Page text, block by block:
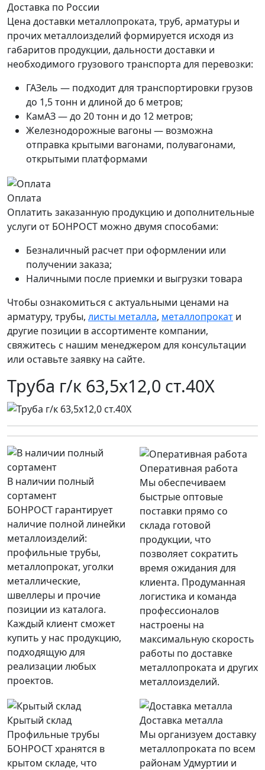
Доставка по России
Цена доставки металлопроката, труб, арматуры и
прочих металлоизделий формируется исходя из
габаритов продукции, дальности доставки и
необходимого грузового транспорта для перевозки:
ГАЗель — подходит для транспортировки грузов
до 1,5 тонн и длиной до 6 метров;
КамАЗ — до 20 тонн и до 12 метров;
Железнодорожные вагоны — возможна
отправка крытыми вагонами, полувагонами,
открытыми платформами
Оплата
Оплатить заказанную продукцию и дополнительные
услуги от БОНРОСТ можно двумя способами:
Безналичный расчет при оформлении или
получении заказа;
Наличными после приемки и выгрузки товара
Чтобы ознакомиться с актуальными ценами на
арматуру, трубы, листы металла, металлопрокат и
другие позиции в ассортименте компании,
свяжитесь с нашим менеджером для консультации
или оставьте заявку на сайте.
Труба г/к 63,5х12,0 ст.40Х
В наличии полный
сортамент
БОНРОСТ гарантирует
наличие полной линейки
металлоизделий:
профильные трубы,
металлопрокат, уголки
металлические,
швеллеры и прочие
позиции из каталога.
Каждый клиент сможет
купить у нас продукцию,
подходящую для
реализации любых
проектов.
Оперативная работа
Мы обеспечиваем
быстрые оптовые
поставки прямо со
склада готовой
продукции, что
позволяет сократить
время ожидания для
клиента. Продуманная
логистика и команда
профессионалов
настроены на
максимальную скорость
работы по доставке
металлопроката и других
металлоизделий.
Крытый склад
Профильные трубы
БОНРОСТ хранятся в
крытом складе, что
Доставка металла
Мы организуем доставку
металлопроката по всем
районам Удмуртии и